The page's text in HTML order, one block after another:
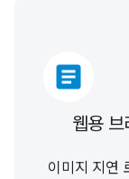
article
웹용
이미지 지연